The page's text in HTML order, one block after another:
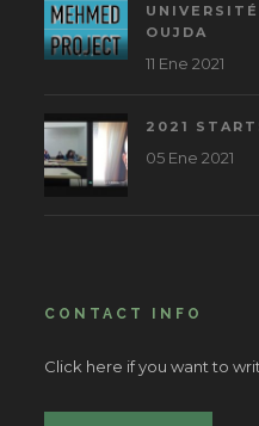
OUJDA
11 Ene 2021
2021
05 Ene 2021
CONTACT INFO
Click here if you want to